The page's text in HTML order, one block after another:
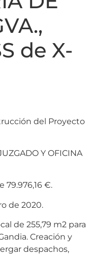
de X-
del Proyecto
Y OFICINA
79.976,16 €.
de 2020.
de 255,79 m2 para
Creación y
despachos,